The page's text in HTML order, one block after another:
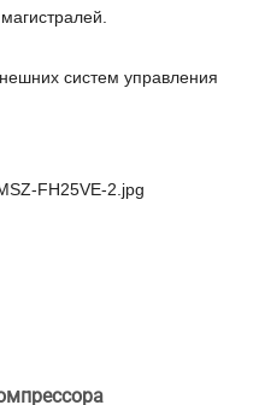
систем управления